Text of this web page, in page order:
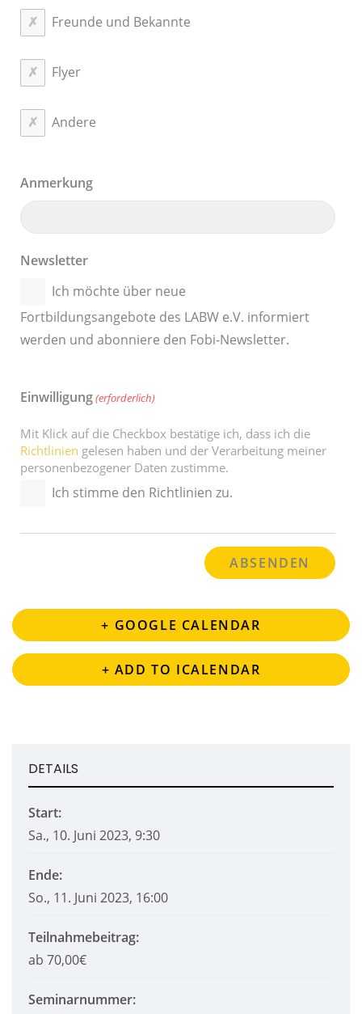
Freunde und Bekannte
Flyer
Andere
Anmerkung
Newsletter
Ich möchte über neue
Fortbildungsangebote des LABW e.V. informiert
werden und abonniere den Fobi-Newsletter.
Einwilligung(erforderlich)
Mit Klick auf die Checkbox bestätige ich, dass ich die
Richtlinien gelesen haben und der Verarbeitung meiner
personenbezogener Daten zustimme.
Ich stimme den Richtlinien zu.
+ GOOGLE CALENDAR
+ ADD TO ICALENDAR
DETAILS
Start:
Sa., 10. Juni 2023, 9:30
Ende:
So., 11. Juni 2023, 16:00
Teilnahmebeitrag:
ab 70,00€
Seminarnummer: